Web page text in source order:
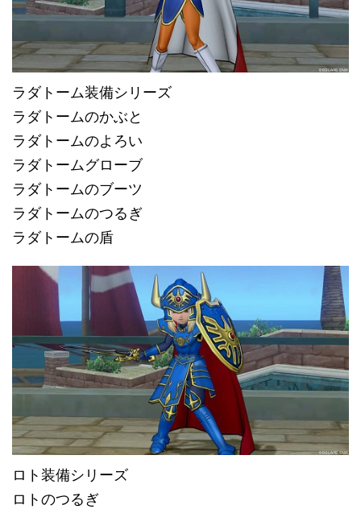
ラダトーム装備シリーズ
ラダトームのかぶと
ラダトームのよろい
ラダトームグローブ
ラダトームのブーツ
ラダトームのつるぎ
ラダトームの盾
ロト装備シリーズ
ロトのつるぎ